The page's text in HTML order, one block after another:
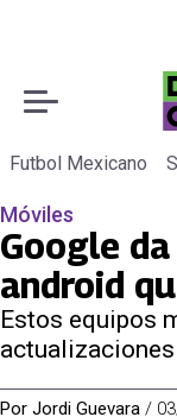
Futbol Mexicano
Móviles
Google
android
Estos equipos
Por Jordi Guevara /